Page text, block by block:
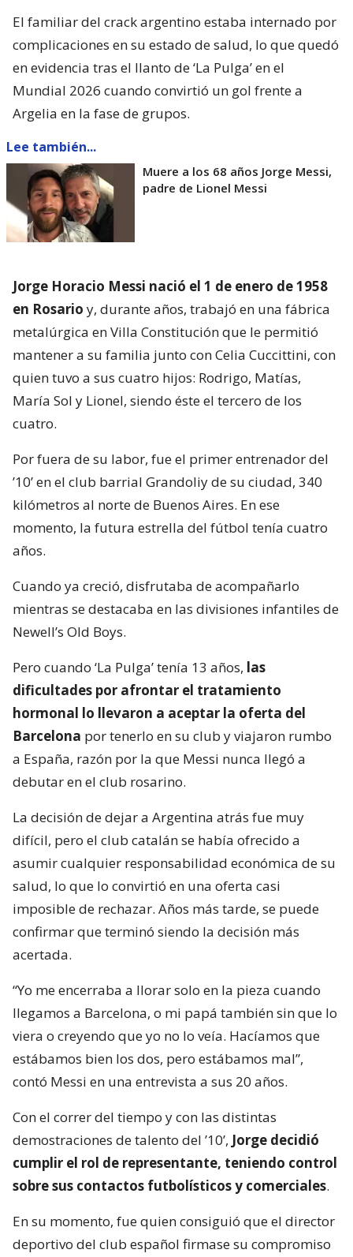
El familiar del crack argentino estaba internado por
complicaciones en su estado de salud, lo que quedó
en evidencia tras el llanto de ‘La Pulga’ en el
Mundial 2026 cuando convirtió un gol frente a
Argelia en la fase de grupos.
Lee también...
Muere a los 68 años Jorge Messi,
padre de Lionel Messi
Jorge Horacio Messi nació el 1 de enero de 1958
en Rosario y, durante años, trabajó en una fábrica
metalúrgica en Villa Constitución que le permitió
mantener a su familia junto con Celia Cuccittini, con
quien tuvo a sus cuatro hijos: Rodrigo, Matías,
María Sol y Lionel, siendo éste el tercero de los
cuatro.
Por fuera de su labor, fue el primer entrenador del
’10’ en el club barrial Grandoliy de su ciudad, 340
kilómetros al norte de Buenos Aires. En ese
momento, la futura estrella del fútbol tenía cuatro
años.
Cuando ya creció, disfrutaba de acompañarlo
mientras se destacaba en las divisiones infantiles de
Newell’s Old Boys.
Pero cuando ‘La Pulga’ tenía 13 años, las
dificultades por afrontar el tratamiento
hormonal lo llevaron a aceptar la oferta del
Barcelona por tenerlo en su club y viajaron rumbo
a España, razón por la que Messi nunca llegó a
debutar en el club rosarino.
La decisión de dejar a Argentina atrás fue muy
difícil, pero el club catalán se había ofrecido a
asumir cualquier responsabilidad económica de su
salud, lo que lo convirtió en una oferta casi
imposible de rechazar. Años más tarde, se puede
confirmar que terminó siendo la decisión más
acertada.
“Yo me encerraba a llorar solo en la pieza cuando
llegamos a Barcelona, o mi papá también sin que lo
viera o creyendo que yo no lo veía. Hacíamos que
estábamos bien los dos, pero estábamos mal”,
contó Messi en una entrevista a sus 20 años.
Con el correr del tiempo y con las distintas
demostraciones de talento del ’10’, Jorge decidió
cumplir el rol de representante, teniendo control
sobre sus contactos futbolísticos y comerciales.
En su momento, fue quien consiguió que el director
deportivo del club español firmase su compromiso